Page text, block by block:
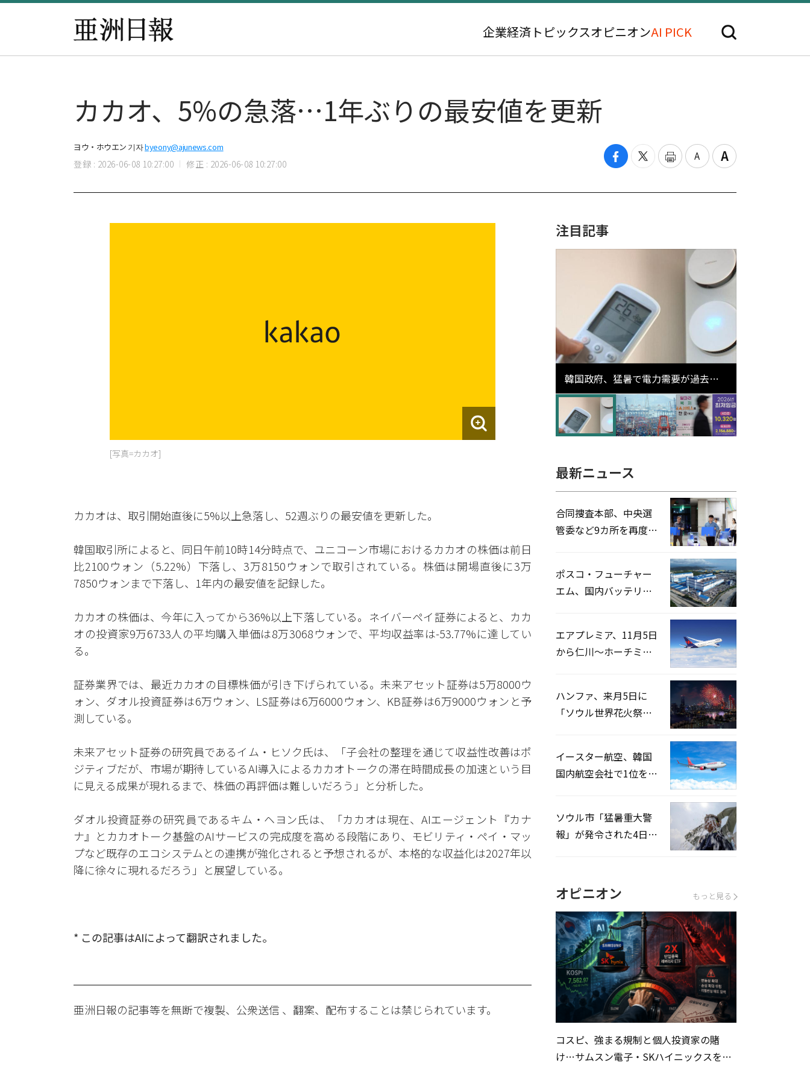
企業経済 トピックスオピニオンAI PICK
カカオ、5%の急落…1年ぶりの最安値を更新
ヨウ・ホウエン 기자byeony@ajunews.com
登録 : 2026-06-08 10:27:00 修正 : 2026-06-08 10:27:00
[写真=カカオ]
カカオは、取引開始直後に5%以上急落し、52週ぶりの最安値を更新した。
韓国取引所によると、同日午前10時14分時点で、ユニコーン市場におけるカカオの株価は前日
比2100ウォン（5.22%）下落し、3万8150ウォンで取引されている。株価は開場直後に3万
7850ウォンまで下落し、1年内の最安値を記録した。
カカオの株価は、今年に入ってから36%以上下落している。ネイバーペイ証券によると、カカ
オの投資家9万6733人の平均購入単価は8万3068ウォンで、平均収益率は-53.77%に達してい
る。
証券業界では、最近カカオの目標株価が引き下げられている。未来アセット証券は5万8000ウ
ォン、ダオル投資証券は6万ウォン、LS証券は6万6000ウォン、KB証券は6万9000ウォンと予
測している。
未来アセット証券の研究員であるイム・ヒソク氏は、「子会社の整理を通じて収益性改善はポ
ジティブだが、市場が期待しているAI導入によるカカオトークの滞在時間成長の加速という目
に見える成果が現れるまで、株価の再評価は難しいだろう」と分析した。
ダオル投資証券の研究員であるキム・ヘヨン氏は、「カカオは現在、AIエージェント『カナ
ナ』とカカオトーク基盤のAIサービスの完成度を高める段階にあり、モビリティ・ペイ・マッ
プなど既存のエコシステムとの連携が強化されると予想されるが、本格的な収益化は2027年以
降に徐々に現れるだろう」と展望している。
* この記事はAIによって翻訳されました。
亜洲日報の記事等を無断で複製、公衆送信 、翻案、配布することは禁じられています。
注目記事
韓国政府、猛暑で電力需要が過去最
高更新の可能性に需給対応体制を点
検
最新ニュース
合同捜査本部、中央選
管委など9カ所を再度家
ポスコ・フューチャー
エム、国内バッテリー
エアプレミア、11月5日
から仁川〜ホーチミン
ハンファ、来月5日に
「ソウル世界花火祭り
イースター航空、韓国
国内航空会社で1位を記
ソウル市「猛暑重大警
報」が発令された4日、
オピニオン もっと見る
コスピ、強まる規制と個人投資家の賭
け…サムスン電子・SKハイニックスを巡